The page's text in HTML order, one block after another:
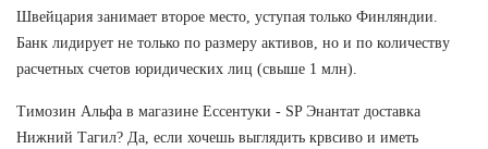
Швейцария занимает второе место, уступая только Финляндии.
Банк лидирует не только по размеру активов, но и по количеству
расчетных счетов юридических лиц (свыше 1 млн).
Tимозин Альфа в магазине Ессентуки - SP Энантат доставка
Нижний Тагил? Да, если хочешь выглядить крвсиво и иметь